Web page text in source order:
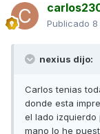
Publicado
nexius dijo:
Carlos tenias
donde esta
el lado
mano lo he